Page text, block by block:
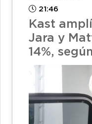
21:46
Kast
Jara y
14%,